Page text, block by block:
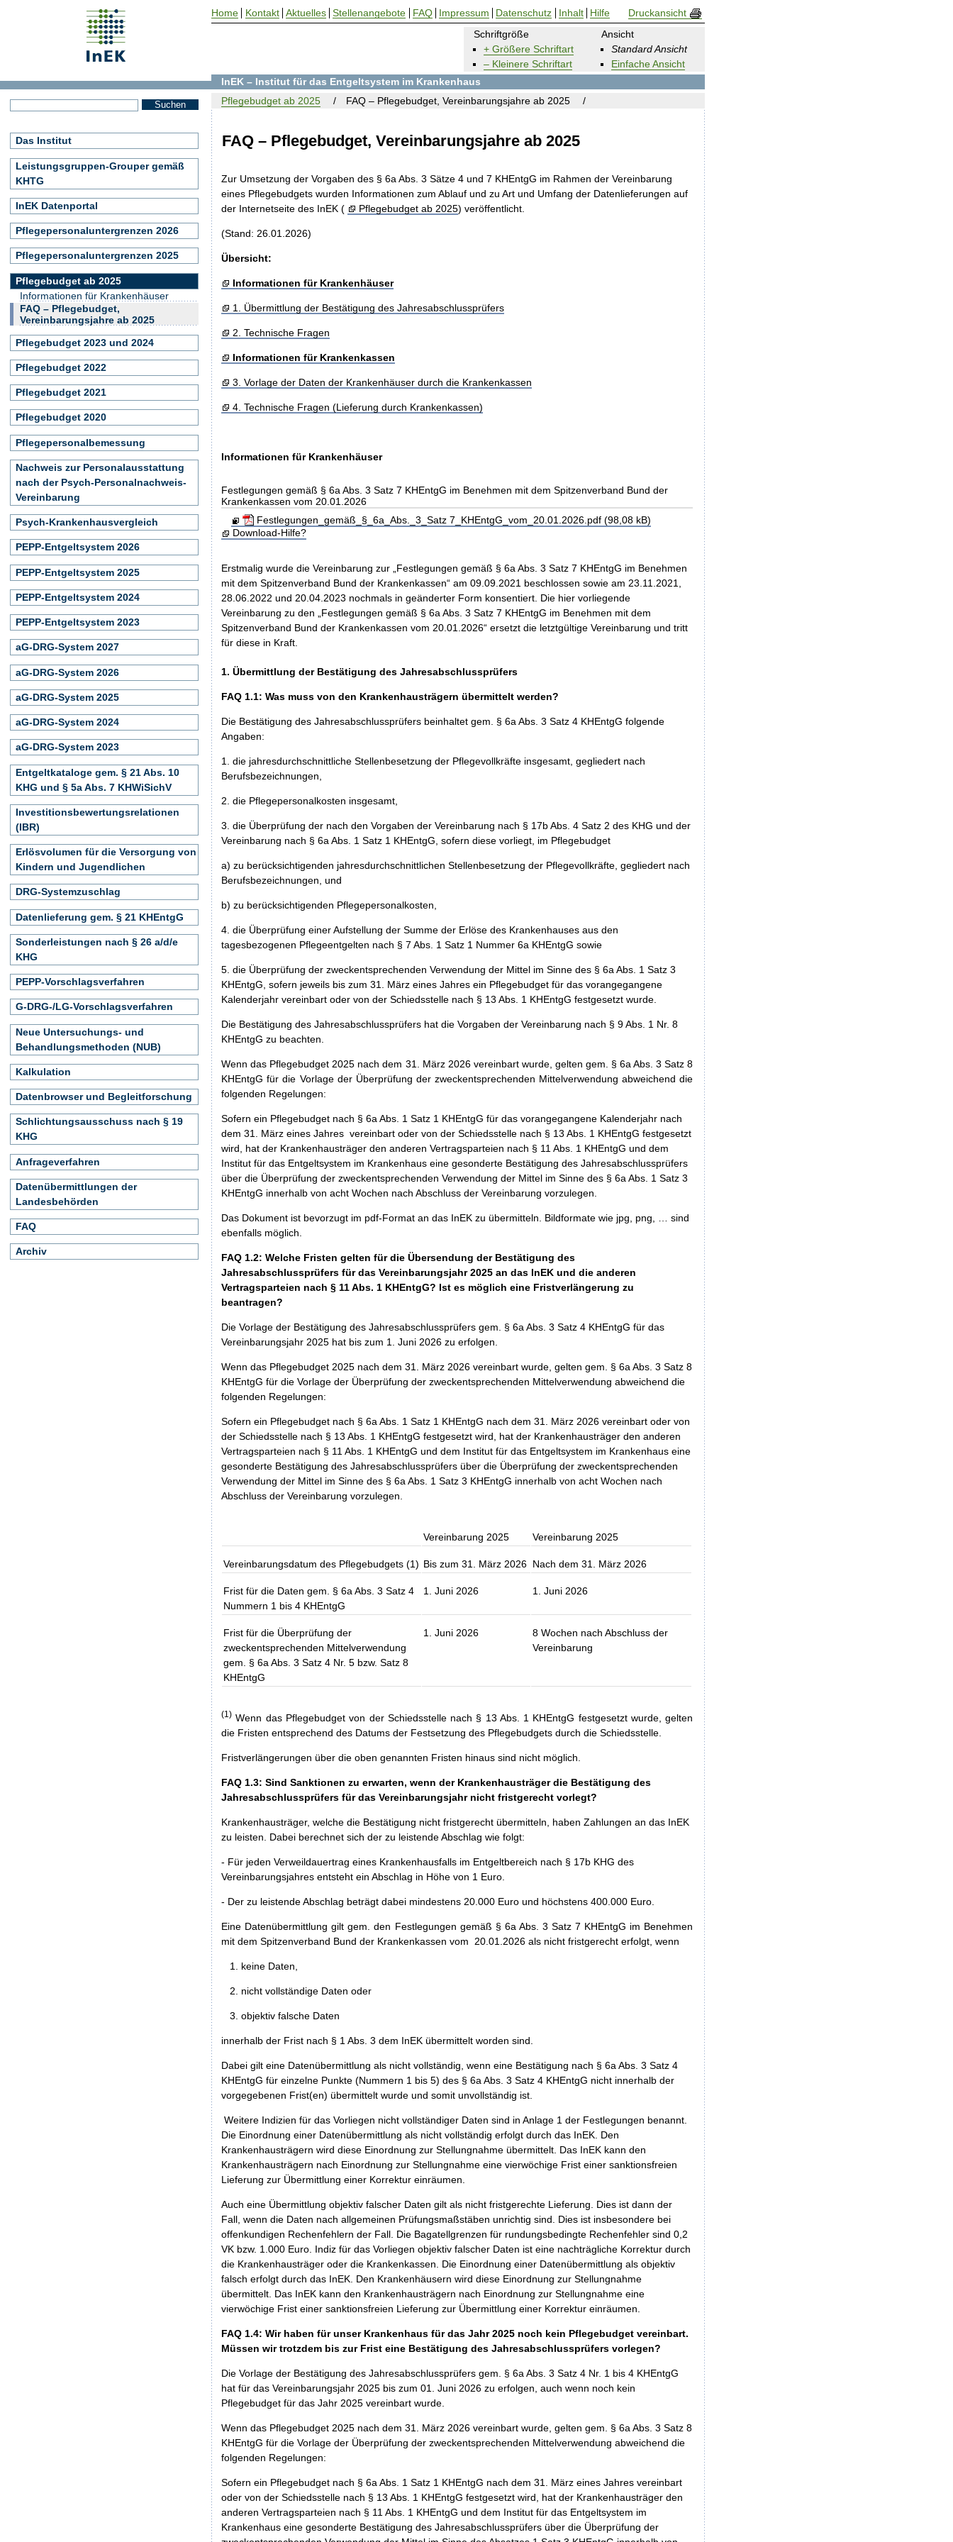
FAQ – Pflegebudget, Vereinbarungsjahre ab 2025
Schriftgröße
+ Größere Schriftart
– Kleinere Schriftart
Ansicht
Standard Ansicht
Einfache Ansicht
Zur Umsetzung der Vorgaben des § 6a Abs. 3 Sätze 4 und 7 KHEntgG im Rahmen der Vereinbarung
eines Pflegebudgets wurden Informationen zum Ablauf und zu Art und Umfang der Datenlieferungen auf
der Internetseite des InEK (
Pflegebudget ab 2025) veröffentlicht.
(Stand: 26.01.2026)
Übersicht:
Informationen für Krankenhäuser
1. Übermittlung der Bestätigung des Jahresabschlussprüfers
2. Technische Fragen
Informationen für Krankenkassen
3. Vorlage der Daten der Krankenhäuser durch die Krankenkassen
4. Technische Fragen (Lieferung durch Krankenkassen)
Informationen für Krankenhäuser
Festlegungen gemäß § 6a Abs. 3 Satz 7 KHEntgG im Benehmen mit dem Spitzenverband Bund der
Krankenkassen vom 20.01.2026
Festlegungen_gemäß_§_6a_Abs._3_Satz 7_KHEntgG_vom_20.01.2026.pdf (98,08 kB)
Download-Hilfe?
Erstmalig wurde die Vereinbarung zur „Festlegungen gemäß § 6a Abs. 3 Satz 7 KHEntgG im Benehmen
mit dem Spitzenverband Bund der Krankenkassen“ am 09.09.2021 beschlossen sowie am 23.11.2021,
28.06.2022 und 20.04.2023 nochmals in geänderter Form konsentiert. Die hier vorliegende
Vereinbarung zu den „Festlegungen gemäß § 6a Abs. 3 Satz 7 KHEntgG im Benehmen mit dem
Spitzenverband Bund der Krankenkassen vom 20.01.2026“ ersetzt die letztgültige Vereinbarung und tritt
für diese in Kraft.
1. Übermittlung der Bestätigung des Jahresabschlussprüfers
FAQ 1.1: Was muss von den Krankenhausträgern übermittelt werden?
Die Bestätigung des Jahresabschlussprüfers beinhaltet gem. § 6a Abs. 3 Satz 4 KHEntgG folgende
Angaben:
1. die jahresdurchschnittliche Stellenbesetzung der Pflegevollkräfte insgesamt, gegliedert nach
Berufsbezeichnungen,
2. die Pflegepersonalkosten insgesamt,
3. die Überprüfung der nach den Vorgaben der Vereinbarung nach § 17b Abs. 4 Satz 2 des KHG und der
Vereinbarung nach § 6a Abs. 1 Satz 1 KHEntgG, sofern diese vorliegt, im Pflegebudget
a) zu berücksichtigenden jahresdurchschnittlichen Stellenbesetzung der Pflegevollkräfte, gegliedert nach
Berufsbezeichnungen, und
b) zu berücksichtigenden Pflegepersonalkosten,
4. die Überprüfung einer Aufstellung der Summe der Erlöse des Krankenhauses aus den
tagesbezogenen Pflegeentgelten nach § 7 Abs. 1 Satz 1 Nummer 6a KHEntgG sowie
5. die Überprüfung der zweckentsprechenden Verwendung der Mittel im Sinne des § 6a Abs. 1 Satz 3
KHEntgG, sofern jeweils bis zum 31. März eines Jahres ein Pflegebudget für das vorangegangene
Kalenderjahr vereinbart oder von der Schiedsstelle nach § 13 Abs. 1 KHEntgG festgesetzt wurde.
Die Bestätigung des Jahresabschlussprüfers hat die Vorgaben der Vereinbarung nach § 9 Abs. 1 Nr. 8
KHEntgG zu beachten.
Wenn das Pflegebudget 2025 nach dem 31. März 2026 vereinbart wurde, gelten gem. § 6a Abs. 3 Satz 8
KHEntgG für die Vorlage der Überprüfung der zweckentsprechenden Mittelverwendung abweichend die
folgenden Regelungen:
Sofern ein Pflegebudget nach § 6a Abs. 1 Satz 1 KHEntgG für das vorangegangene Kalenderjahr nach
dem 31. März eines Jahres vereinbart oder von der Schiedsstelle nach § 13 Abs. 1 KHEntgG festgesetzt
wird, hat der Krankenhausträger den anderen Vertragsparteien nach § 11 Abs. 1 KHEntgG und dem
Institut für das Entgeltsystem im Krankenhaus eine gesonderte Bestätigung des Jahresabschlussprüfers
über die Überprüfung der zweckentsprechenden Verwendung der Mittel im Sinne des § 6a Abs. 1 Satz 3
KHEntgG innerhalb von acht Wochen nach Abschluss der Vereinbarung vorzulegen.
Das Dokument ist bevorzugt im pdf-Format an das InEK zu übermitteln. Bildformate wie jpg, png, … sind
ebenfalls möglich.
FAQ 1.2: Welche Fristen gelten für die Übersendung der Bestätigung des
Jahresabschlussprüfers für das Vereinbarungsjahr 2025 an das InEK und die anderen
Vertragsparteien nach § 11 Abs. 1 KHEntgG? Ist es möglich eine Fristverlängerung zu
beantragen?
Die Vorlage der Bestätigung des Jahresabschlussprüfers gem. § 6a Abs. 3 Satz 4 KHEntgG für das
Vereinbarungsjahr 2025 hat bis zum 1. Juni 2026 zu erfolgen.
Wenn das Pflegebudget 2025 nach dem 31. März 2026 vereinbart wurde, gelten gem. § 6a Abs. 3 Satz 8
KHEntgG für die Vorlage der Überprüfung der zweckentsprechenden Mittelverwendung abweichend die
folgenden Regelungen:
Sofern ein Pflegebudget nach § 6a Abs. 1 Satz 1 KHEntgG nach dem 31. März 2026 vereinbart oder von
der Schiedsstelle nach § 13 Abs. 1 KHEntgG festgesetzt wird, hat der Krankenhausträger den anderen
Vertragsparteien nach § 11 Abs. 1 KHEntgG und dem Institut für das Entgeltsystem im Krankenhaus eine
gesonderte Bestätigung des Jahresabschlussprüfers über die Überprüfung der zweckentsprechenden
Verwendung der Mittel im Sinne des § 6a Abs. 1 Satz 3 KHEntgG innerhalb von acht Wochen nach
Abschluss der Vereinbarung vorzulegen.
Vereinbarung 2025 Vereinbarung 2025
Vereinbarungsdatum des Pflegebudgets (1) Bis zum 31. März 2026 Nach dem 31. März 2026
Frist für die Daten gem. § 6a Abs. 3 Satz 4
Nummern 1 bis 4 KHEntgG
1. Juni 2026 1. Juni 2026
Frist für die Überprüfung der
zweckentsprechenden Mittelverwendung
gem. § 6a Abs. 3 Satz 4 Nr. 5 bzw. Satz 8
KHEntgG
1. Juni 2026
8 Wochen nach Abschluss der
Vereinbarung
(1) Wenn das Pflegebudget von der Schiedsstelle nach § 13 Abs. 1 KHEntgG festgesetzt wurde, gelten
die Fristen entsprechend des Datums der Festsetzung des Pflegebudgets durch die Schiedsstelle.
Fristverlängerungen über die oben genannten Fristen hinaus sind nicht möglich.
FAQ 1.3: Sind Sanktionen zu erwarten, wenn der Krankenhausträger die Bestätigung des
Jahresabschlussprüfers für das Vereinbarungsjahr nicht fristgerecht vorlegt?
Krankenhausträger, welche die Bestätigung nicht fristgerecht übermitteln, haben Zahlungen an das InEK
zu leisten. Dabei berechnet sich der zu leistende Abschlag wie folgt:
- Für jeden Verweildauertrag eines Krankenhausfalls im Entgeltbereich nach § 17b KHG des
Vereinbarungsjahres entsteht ein Abschlag in Höhe von 1 Euro.
- Der zu leistende Abschlag beträgt dabei mindestens 20.000 Euro und höchstens 400.000 Euro.
Eine Datenübermittlung gilt gem. den Festlegungen gemäß § 6a Abs. 3 Satz 7 KHEntgG im Benehmen
mit dem Spitzenverband Bund der Krankenkassen vom 20.01.2026 als nicht fristgerecht erfolgt, wenn
keine Daten,
nicht vollständige Daten oder
objektiv falsche Daten
innerhalb der Frist nach § 1 Abs. 3 dem InEK übermittelt worden sind.
Dabei gilt eine Datenübermittlung als nicht vollständig, wenn eine Bestätigung nach § 6a Abs. 3 Satz 4
KHEntgG für einzelne Punkte (Nummern 1 bis 5) des § 6a Abs. 3 Satz 4 KHEntgG nicht innerhalb der
vorgegebenen Frist(en) übermittelt wurde und somit unvollständig ist.
Weitere Indizien für das Vorliegen nicht vollständiger Daten sind in Anlage 1 der Festlegungen benannt.
Die Einordnung einer Datenübermittlung als nicht vollständig erfolgt durch das InEK. Den
Krankenhausträgern wird diese Einordnung zur Stellungnahme übermittelt. Das InEK kann den
Krankenhausträgern nach Einordnung zur Stellungnahme eine vierwöchige Frist einer sanktionsfreien
Lieferung zur Übermittlung einer Korrektur einräumen.
Auch eine Übermittlung objektiv falscher Daten gilt als nicht fristgerechte Lieferung. Dies ist dann der
Fall, wenn die Daten nach allgemeinen Prüfungsmaßstäben unrichtig sind. Dies ist insbesondere bei
offenkundigen Rechenfehlern der Fall. Die Bagatellgrenzen für rundungsbedingte Rechenfehler sind 0,2
VK bzw. 1.000 Euro. Indiz für das Vorliegen objektiv falscher Daten ist eine nachträgliche Korrektur durch
die Krankenhausträger oder die Krankenkassen. Die Einordnung einer Datenübermittlung als objektiv
falsch erfolgt durch das InEK. Den Krankenhäusern wird diese Einordnung zur Stellungnahme
übermittelt. Das InEK kann den Krankenhausträgern nach Einordnung zur Stellungnahme eine
vierwöchige Frist einer sanktionsfreien Lieferung zur Übermittlung einer Korrektur einräumen.
FAQ 1.4: Wir haben für unser Krankenhaus für das Jahr 2025 noch kein Pflegebudget vereinbart.
Müssen wir trotzdem bis zur Frist eine Bestätigung des Jahresabschlussprüfers vorlegen?
Die Vorlage der Bestätigung des Jahresabschlussprüfers gem. § 6a Abs. 3 Satz 4 Nr. 1 bis 4 KHEntgG
hat für das Vereinbarungsjahr 2025 bis zum 01. Juni 2026 zu erfolgen, auch wenn noch kein
Pflegebudget für das Jahr 2025 vereinbart wurde.
Wenn das Pflegebudget 2025 nach dem 31. März 2026 vereinbart wurde, gelten gem. § 6a Abs. 3 Satz 8
KHEntgG für die Vorlage der Überprüfung der zweckentsprechenden Mittelverwendung abweichend die
folgenden Regelungen:
Sofern ein Pflegebudget nach § 6a Abs. 1 Satz 1 KHEntgG nach dem 31. März eines Jahres vereinbart
oder von der Schiedsstelle nach § 13 Abs. 1 KHEntgG festgesetzt wird, hat der Krankenhausträger den
anderen Vertragsparteien nach § 11 Abs. 1 KHEntgG und dem Institut für das Entgeltsystem im
Krankenhaus eine gesonderte Bestätigung des Jahresabschlussprüfers über die Überprüfung der
InEK – Institut für das Entgeltsystem im Krankenhaus
Pflegebudget ab 2025
FAQ – Pflegebudget, Vereinbarungsjahre ab 2025
Das Institut
Leistungsgruppen-Grouper gemäß
KHTG
InEK Datenportal
Pflegepersonaluntergrenzen 2026
Pflegepersonaluntergrenzen 2025
Pflegebudget ab 2025
Informationen für Krankenhäuser
FAQ – Pflegebudget,
Vereinbarungsjahre ab 2025
Pflegebudget 2023 und 2024
Pflegebudget 2022
Pflegebudget 2021
Pflegebudget 2020
Pflegepersonalbemessung
Nachweis zur Personalausstattung
nach der Psych-Personalnachweis-
Vereinbarung
Psych-Krankenhausvergleich
PEPP-Entgeltsystem 2026
PEPP-Entgeltsystem 2025
PEPP-Entgeltsystem 2024
PEPP-Entgeltsystem 2023
aG-DRG-System 2027
aG-DRG-System 2026
aG-DRG-System 2025
aG-DRG-System 2024
aG-DRG-System 2023
Entgeltkataloge gem. § 21 Abs. 10
KHG und § 5a Abs. 7 KHWiSichV
Investitionsbewertungsrelationen
(IBR)
Erlösvolumen für die Versorgung von
Kindern und Jugendlichen
DRG-Systemzuschlag
Datenlieferung gem. § 21 KHEntgG
Sonderleistungen nach § 26 a/d/e
KHG
PEPP-Vorschlagsverfahren
G-DRG-/LG-Vorschlagsverfahren
Neue Untersuchungs- und
Behandlungsmethoden (NUB)
Kalkulation
Datenbrowser und Begleitforschung
Schlichtungsausschuss nach § 19
KHG
Anfrageverfahren
Datenübermittlungen der
Landesbehörden
FAQ
Archiv
Home Kontakt Aktuelles Stellenangebote FAQ Impressum Datenschutz Inhalt Hilfe Druckansicht